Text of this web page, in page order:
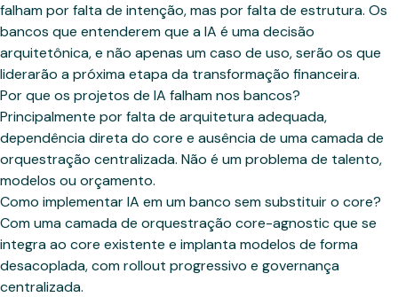
falham por falta de intenção, mas por falta de estrutura. Os
bancos que entenderem que a IA é uma decisão
arquitetônica, e não apenas um caso de uso, serão os que
liderarão a próxima etapa da transformação financeira.
Por que os projetos de IA falham nos bancos?
Principalmente por falta de arquitetura adequada,
dependência direta do core e ausência de uma camada de
orquestração centralizada. Não é um problema de talento,
modelos ou orçamento.
Como implementar IA em um banco sem substituir o core?
Com uma camada de orquestração core-agnostic que se
integra ao core existente e implanta modelos de forma
desacoplada, com rollout progressivo e governança
centralizada.